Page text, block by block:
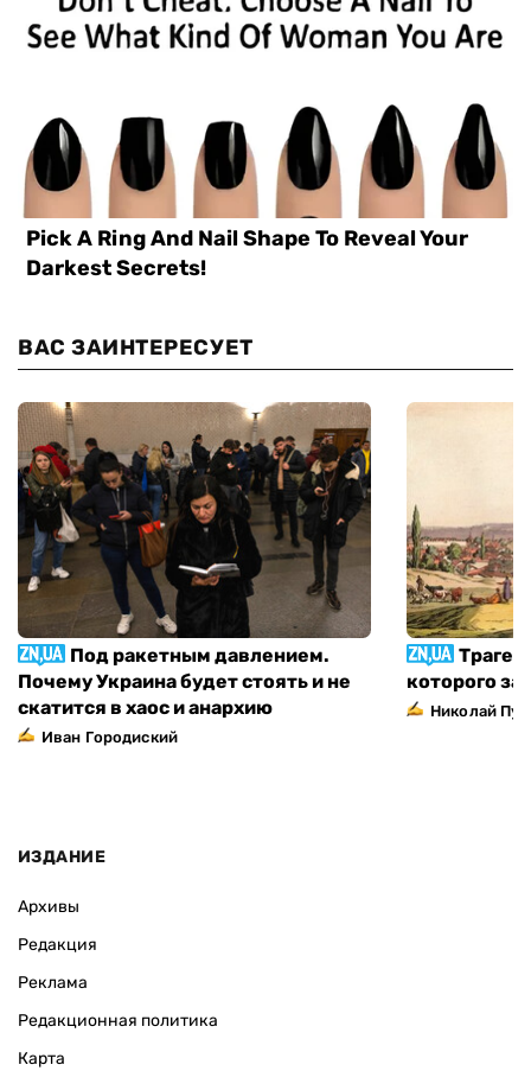
ВАС ЗАИНТЕРЕСУЕТ
Под ракетным давлением.
Почему Украина будет стоять и не
скатится в хаос и анархию
Иван Городиский
которого
Николай
ИЗДАНИЕ
Архивы
Редакция
Реклама
Редакционная политика
Карта